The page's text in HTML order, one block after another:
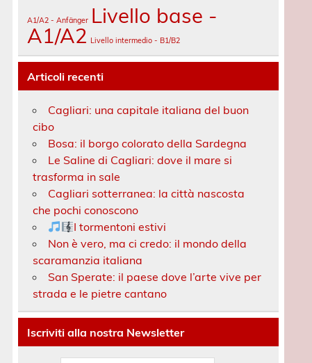
A1/A2 - Anfänger Livello base -
A1/A2 Livello intermedio - B1/B2
Articoli recenti
Cagliari: una capitale italiana del buon
cibo
Bosa: il borgo colorato della Sardegna
Le Saline di Cagliari: dove il mare si
trasforma in sale
Cagliari sotterranea: la città nascosta
che pochi conoscono
I tormentoni estivi
Non è vero, ma ci credo: il mondo della
scaramanzia italiana
San Sperate: il paese dove l’arte vive per
strada e le pietre cantano
Iscriviti alla nostra Newsletter